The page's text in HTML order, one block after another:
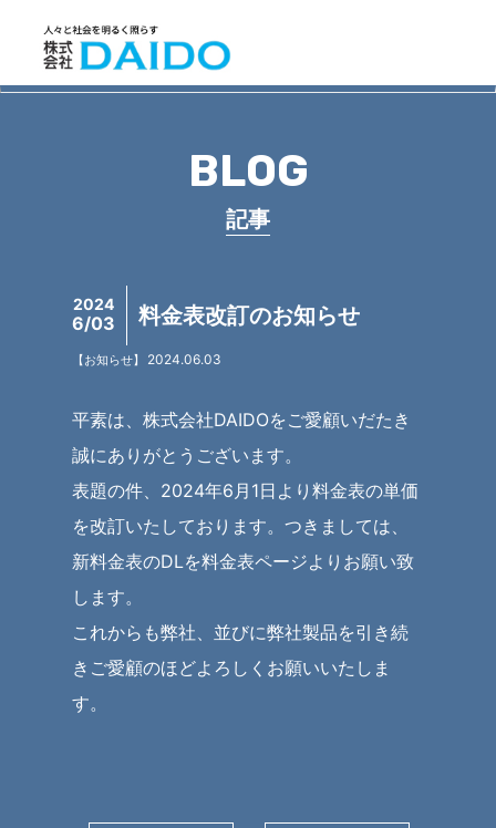
BLOG
記事
料金表改訂のお知らせ
2024
6/03
【お知らせ】 2024.06.03
平素は、株式会社DAIDOをご愛顧いだたき
誠にありがとうございます。
表題の件、2024年6月1日より料金表の単価
を改訂いたしております。つきましては、
新料金表のDLを料金表ページよりお願い致
します。
これからも弊社、並びに弊社製品を引き続
きご愛顧のほどよろしくお願いいたしま
す。